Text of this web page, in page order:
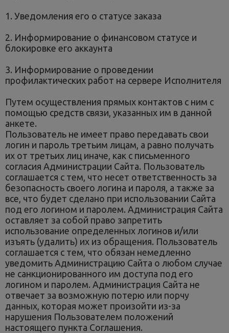
1. Уведомления его о статусе заказа
2. Информирование о финансовом статусе и
блокировке его аккаунта
3. Информирование о проведении
профилактических работ на сервере Исполнителя
Путем осуществления прямых контактов с ним с
помощью средств связи, указанных им в данной
анкете.
Пользователь не имеет право передавать свои
логин и пароль третьим лицам, а равно получать
их от третьих лиц иначе, как с письменного
согласия Администрации Сайта. Пользователь
соглашается с тем, что несет ответственность за
безопасность своего логина и пароля, а также за
все, что будет сделано при использовании Сайта
под его логином и паролем. Администрация Сайта
оставляет за собой право запретить
использование определенных логинов и/или
изъять (удалить) их из обращения. Пользователь
соглашается с тем, что обязан немедленно
уведомить Администрацию Сайта о любом случае
не санкционированного им доступа под его
логином и паролем. Администрация Сайта не
отвечает за возможную потерю или порчу
данных, которая может произойти из-за
нарушения Пользователем положений
настоящего пункта Соглашения.